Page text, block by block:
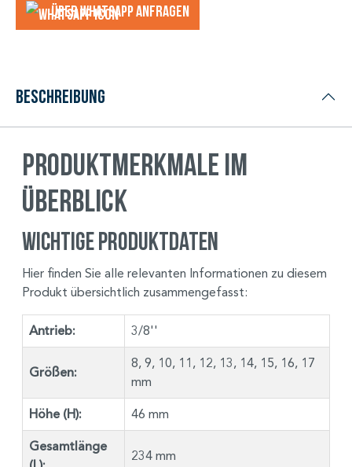
Über WhatsApp anfragеn
Beschreibung
Produktmerkmale im
Überblick
Wichtige Produktdaten
Hier finden Sie alle relevanten Informationen zu diesem
Produkt übersichtlich zusammengefasst:
Antrieb: 3/8''
Größen:
8, 9, 10, 11, 12, 13, 14, 15, 16, 17
mm
Höhe (H): 46 mm
Gesamtlänge
234 mm